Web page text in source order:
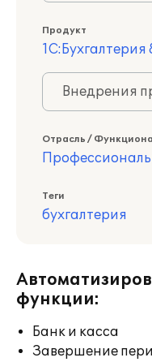
Продукт
1С:Бухгалтерия
Внедрения
Отрасль /
Теги
бухгалтерия
функции:
Банк и касса
Завершение